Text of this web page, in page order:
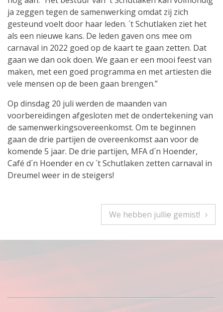
ja zeggen tegen de samenwerking omdat zij zich
gesteund voelt door haar leden. ´t Schutlaken ziet het
als een nieuwe kans. De leden gaven ons mee om
carnaval in 2022 goed op de kaart te gaan zetten. Dat
gaan we dan ook doen. We gaan er een mooi feest van
maken, met een goed programma en met artiesten die
vele mensen op de been gaan brengen.”
Op dinsdag 20 juli werden de maanden van
voorbereidingen afgesloten met de ondertekening van
de samenwerkingsovereenkomst. Om te beginnen
gaan de drie partijen de overeenkomst aan voor de
komende 5 jaar. De drie partijen, MFA d´n Hoender,
Café d´n Hoender en cv ´t Schutlaken zetten carnaval in
Dreumel weer in de steigers!
navigatie
We hebben jullie gemist!